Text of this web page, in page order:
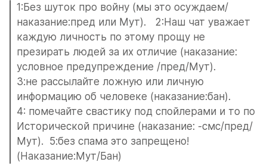
1:Без шуток про войну (мы это осуждаем/
наказание:пред или Мут).   2:Наш чат уважает
каждую личность по этому прощу не
презирать людей за их отличие (наказание:
условное предупреждение /пред/Мут).
3:не рассылайте ложную или личную
информацию об человеке (наказание:бан).
4: помечайте свастику под спойлерами и то по
Исторической причине (наказание: -смс/пред/
Мут).  5:без спама это запрещено!
(Наказание:Мут/Бан)